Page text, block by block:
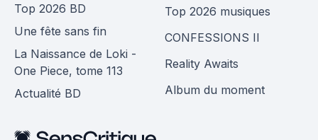
Top 2026 BD
Une fête sans fin
La Naissance de Loki -
One Piece, tome 113
Actualité BD
Top 2026 musiques
CONFESSIONS II
Reality Awaits
Album du moment